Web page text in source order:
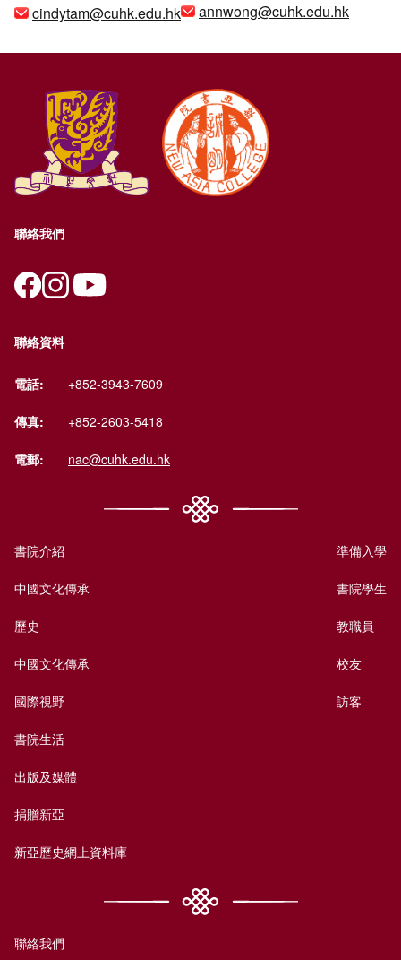
cindytam@cuhk.edu.hk
annwong@cuhk.edu.hk
聯絡我們
聯絡資料
電話: +852-3943-7609
傳真: +852-2603-5418
電郵: nac@cuhk.edu.hk
書院介紹
中國文化傳承
歷史
中國文化傳承
國際視野
書院生活
出版及媒體
捐贈新亞
新亞歷史網上資料庫
準備入學
書院學生
教職員
校友
訪客
聯絡我們